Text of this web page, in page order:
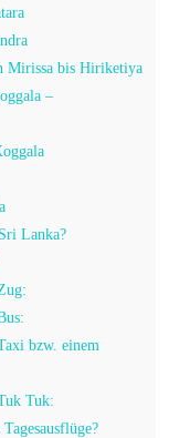
Mirissa bis Hiriketiya
–
Lanka?
bzw. einem
Tuk: